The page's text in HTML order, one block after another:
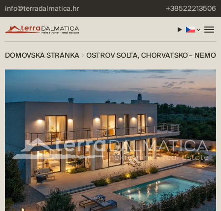
info@terradalmatica.hr +38522213506
DOMOVSKÁ STRÁNKA OSTROV ŠOLTA, CHORVATSKO –